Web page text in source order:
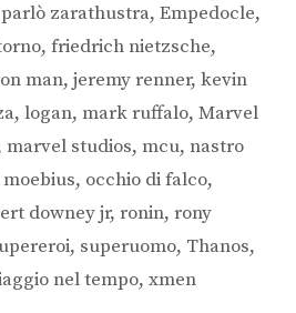
zarathustra, Empedocle,
, friedrich nietzsche,
man, jeremy renner, kevin
, logan, mark ruffalo, Marvel
marvel studios, mcu, nastro
, occhio di falco,
downey jr, ronin, rony
, superuomo, Thanos,
nel tempo, xmen